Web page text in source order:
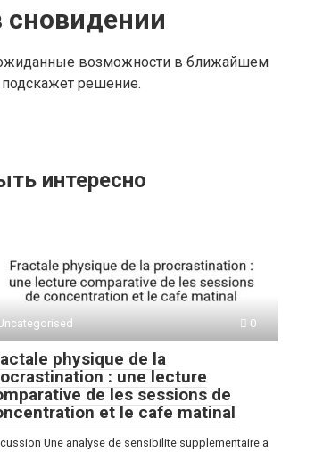
сновидении
возможности в ближайшем
решение.
интересно
0
physique de la
: une lecture
de les sessions de
et le cafe matinal
Une analyse de sensibilite supplementaire a